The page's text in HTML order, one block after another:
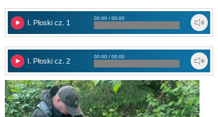
I. Płoski cz. 1
00:00 / 00:00
I. Płoski cz. 2
00:00 / 00:00